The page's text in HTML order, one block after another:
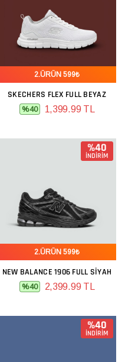
2.ÜRÜN 599₺
SKECHERS FLEX FULL BEYAZ
%40 1,399.99 TL
%40
İNDİRİM
2.ÜRÜN 599₺
NEW BALANCE 1906 FULL SIYAH
%40 2,399.99 TL
%40
İNDİRİM